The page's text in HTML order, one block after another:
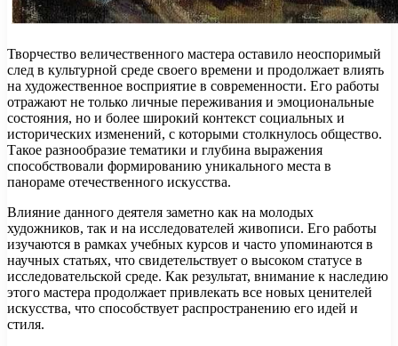
Творчество величественного мастера оставило неоспоримый
след в культурной среде своего времени и продолжает влиять
на художественное восприятие в современности. Его работы
отражают не только личные переживания и эмоциональные
состояния, но и более широкий контекст социальных и
исторических изменений, с которыми столкнулось общество.
Такое разнообразие тематики и глубина выражения
способствовали формированию уникального места в
панораме отечественного искусства.
Влияние данного деятеля заметно как на молодых
художников, так и на исследователей живописи. Его работы
изучаются в рамках учебных курсов и часто упоминаются в
научных статьях, что свидетельствует о высоком статусе в
исследовательской среде. Как результат, внимание к наследию
этого мастера продолжает привлекать все новых ценителей
искусства, что способствует распространению его идей и
стиля.